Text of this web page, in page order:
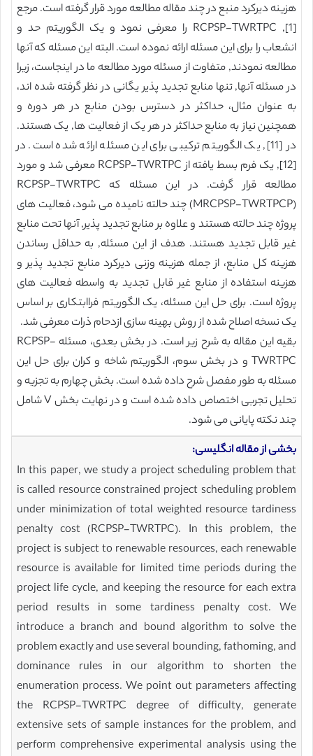
هزینه دیرکرد منبع در چند مقاله مطالعه مورد قرار گرفته است. مرجع
[1], RCPSP-TWRTPC را معرفی نمود و یک الگوریتم حد و
انشعاب را برای این مسئله ارائه نموده است. البته این مسئله که آنها
مطالعه نمودند, متفاوت از مسئله مورد مطالعه ما در اینجاست، زیرا
در مسئله آنها, تنها منابع تجدید پذیر یگانی در نظر گرفته شده اند،
به عنوان مثال، حداکثر در دسترس بودن منابع در هر دوره و
همچنین نیاز به منابع حداکثر در هر یک از فعالیت ها, یک هستند.
در [11], یک الگوریتم ترکیبی برای این مسئله ارائه شده است. در
[12], یک فرم بسط یافته از RCPSP-TWRTPC معرفی شد و مورد
مطالعه قرار گرفت. در این مسئله که RCPSP-TWRTPC
(MRCPSP-TWRTPCP) چند حالته نامیده می شود، فعالیت های
پروژه چند حالته هستند و علاوه بر منابع تجدید پذیر, آنها تحت منابع
غیر قابل تجدید هستند. هدف از این مسئله, به حداقل رساندن
هزینه کل منابع، از جمله هزینه وزنی دیرکرد منابع تجدید پذیر و
هزینه استفاده از منابع غیر قابل تجدید به واسطه فعالیت های
پروژه است. برای حل این مسئله، یک الگوریتم فراابتکاری بر اساس
یک نسخه اصلاح شده از روش بهینه سازی ازدحام ذرات معرفی شد.
بقیه این مقاله به شرح زیر است. در بخش بعدی، مسئله RCPSP-
TWRTPC و در بخش سوم، الگوریتم شاخه و کران برای حل این
مسئله به طور مفصل شرح داده شده است. بخش چهارم به تجزیه و
تحلیل تجربی اختصاص داده شده است و در نهایت بخش V شامل
چند نکته پایانی می شود.
بخشی از مقاله انگلیسی:
In this paper, we study a project scheduling problem that
is called resource constrained project scheduling problem
under minimization of total weighted resource tardiness
penalty cost (RCPSP-TWRTPC). In this problem, the
project is subject to renewable resources, each renewable
resource is available for limited time periods during the
project life cycle, and keeping the resource for each extra
period results in some tardiness penalty cost. We
introduce a branch and bound algorithm to solve the
problem exactly and use several bounding, fathoming, and
dominance rules in our algorithm to shorten the
enumeration process. We point out parameters affecting
the RCPSP-TWRTPC degree of difficulty, generate
extensive sets of sample instances for the problem, and
perform comprehensive experimental analysis using the